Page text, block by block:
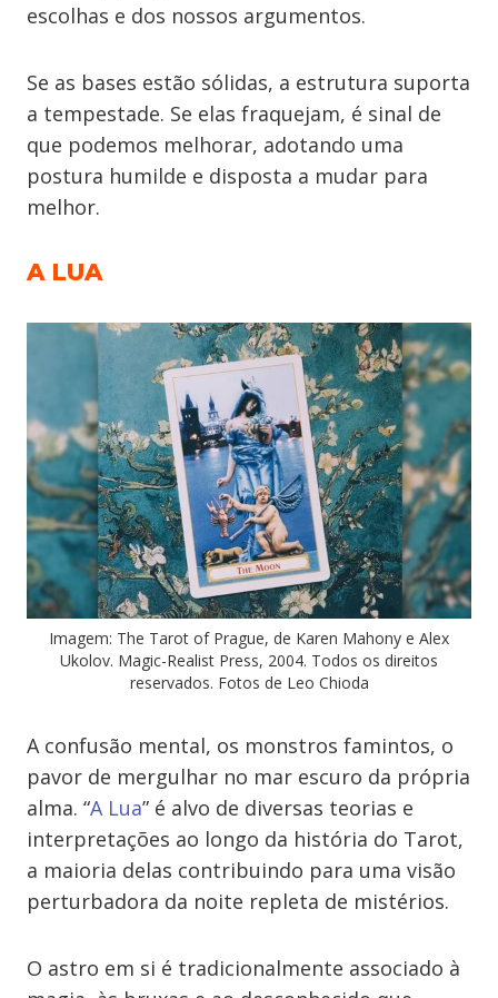
escolhas e dos nossos argumentos.
Se as bases estão sólidas, a estrutura suporta
a tempestade. Se elas fraquejam, é sinal de
que podemos melhorar, adotando uma
postura humilde e disposta a mudar para
melhor.
A LUA
Imagem: The Tarot of Prague, de Karen Mahony e Alex
Ukolov. Magic-Realist Press, 2004. Todos os direitos
reservados. Fotos de Leo Chioda
A confusão mental, os monstros famintos, o
pavor de mergulhar no mar escuro da própria
alma. “A Lua” é alvo de diversas teorias e
interpretações ao longo da história do Tarot,
a maioria delas contribuindo para uma visão
perturbadora da noite repleta de mistérios.
O astro em si é tradicionalmente associado à